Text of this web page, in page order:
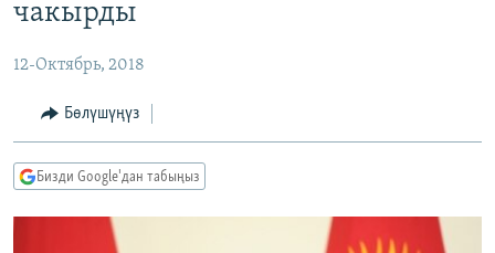
МАДАНИЯТ
ТВ ПРОГРАММАЛАР
БҮГҮН АЗАТТЫКТА
ПОДКАСТ
Русский
чакырды
12-Октябрь, 2018
Бөлүшүңүз
Бизди Google'дан табыңыз